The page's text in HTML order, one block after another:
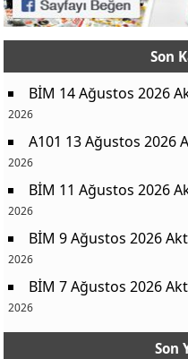
Son
BİM 14 Ağustos 2026
2026
A101 13 Ağustos 2026
2026
BİM 11 Ağustos 2026
2026
BİM 9 Ağustos 2026
2026
BİM 7 Ağustos 2026
2026
Son